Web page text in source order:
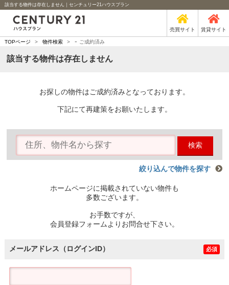
該当する物件は存在しません｜センチュリー21ハウスプラン
売買サイト 賃貸サイト
TOPページ > 物件検索 > - ご成約済み
該当する物件は存在しません
お探しの物件はご成約済みとなっております。
下記にて再建策をお願いたします。
検索
絞り込んで物件を探す
ホームページに掲載されていない物件も
多数ございます。
お手数ですが、
会員登録フォームよりお問合せ下さい。
メールアドレス（ログインID） 必須